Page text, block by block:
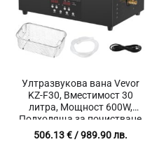
Ултразвукова вана Vevor
KZ-F30, Вместимост 30
литра, Мощност 600W,
Подходяща за почистване
на бижута, дюзи, различни
метали
506.13€/ 989.90 лв.